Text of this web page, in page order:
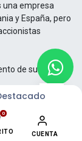
0
CUENTA
una empresa
y España, pero
de su gente.